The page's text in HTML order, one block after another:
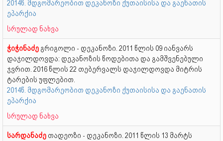
2014წ. მდგომარეობით დეკანოზი ქუთაისისა და გაენათის
ეპარქია
სრულად ნახვა
ჭიჭინაძე გრიგოლი - დეკანოზი. 2011 წლის 09 იანვარს
დაჯილდოვდა: დეკანოზის წოდებითა და გამშვენებული
ჯვრით. 2016 წლის 22 თებერვალს დაჯილდოვდა მიტრის
ტარების უფლებით.
2014წ. მდგომარეობით დეკანოზი ქუთაისისა და გაენათის
ეპარქია
სრულად ნახვა
სარდანაძე თადეოზი - დეკანოზი. 2011 წლის 13 მარტს